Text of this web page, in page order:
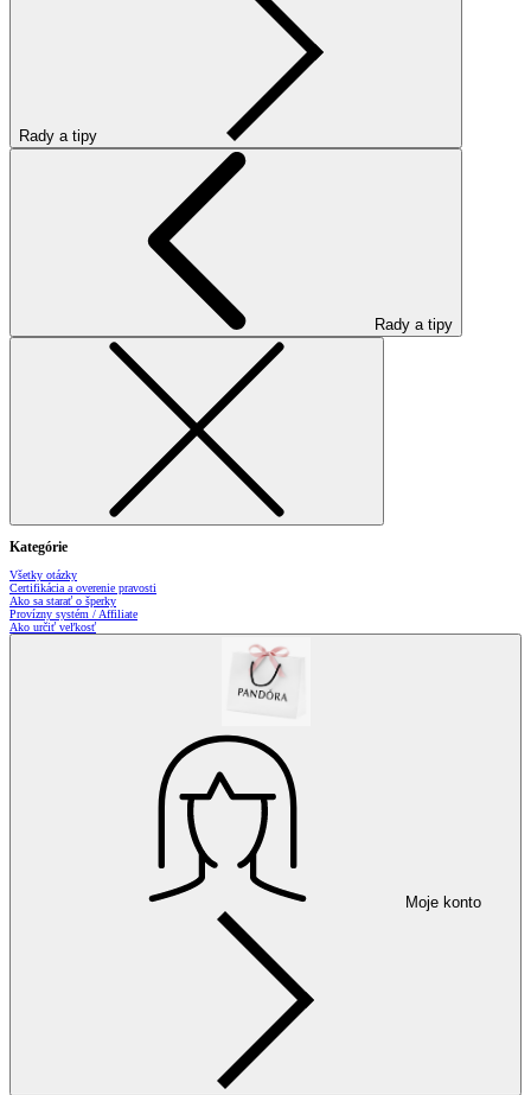
Rady a tipy
Rady a tipy
Kategórie
Všetky otázky
Certifikácia a overenie pravosti
Ako sa starať o šperky
Provízny systém / Affiliate
Ako určiť veľkosť
Moje konto